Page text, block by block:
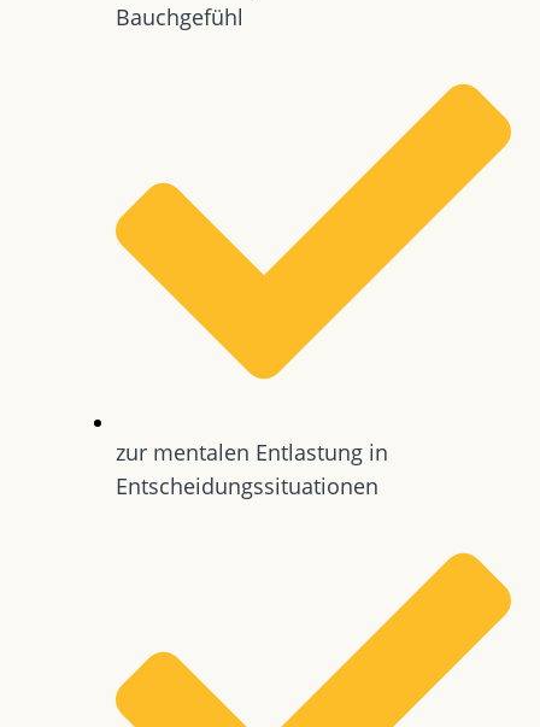
Bauchgefühl
zur mentalen Entlastung in
Entscheidungssituationen